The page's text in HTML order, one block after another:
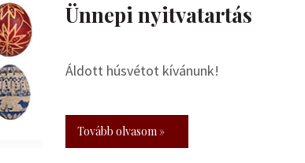
Ünnepi nyitvatartás
Áldott húsvétot kívánunk!
Tovább olvasom »